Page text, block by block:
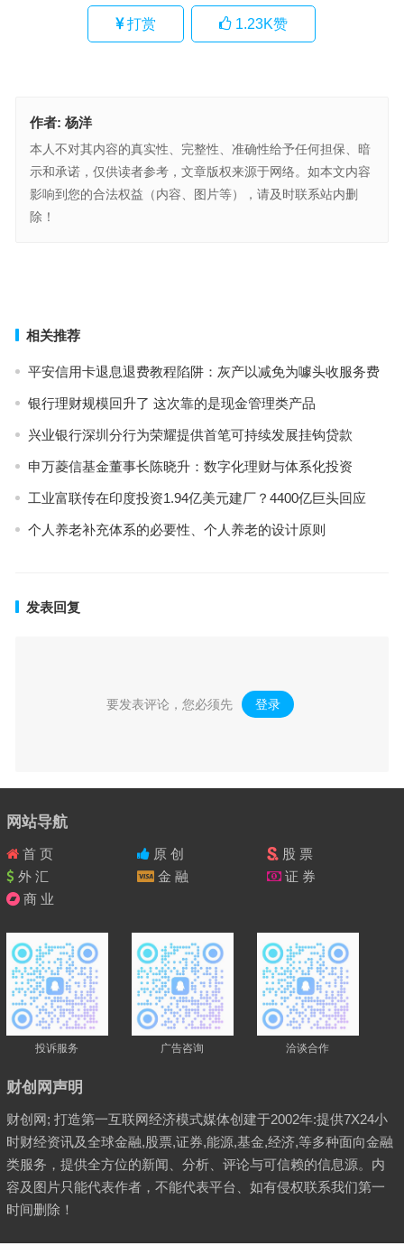
打赏 1.23K赞
作者: 杨洋
本人不对其内容的真实性、完整性、准确性给予任何担保、暗
示和承诺，仅供读者参考，文章版权来源于网络。如本文内容
影响到您的合法权益（内容、图片等），请及时联系站内删
除！
相关推荐
平安信用卡退息退费教程陷阱：灰产以减免为噱头收服务费
银行理财规模回升了 这次靠的是现金管理类产品
兴业银行深圳分行为荣耀提供首笔可持续发展挂钩贷款
申万菱信基金董事长陈晓升：数字化理财与体系化投资
工业富联传在印度投资1.94亿美元建厂？4400亿巨头回应
个人养老补充体系的必要性、个人养老的设计原则
发表回复
要发表评论，您必须先 登录 。
网站导航
首 页 原 创
股 票
外 汇
金 融
证 券
商 业
投诉服务 广告咨询 洽谈合作
财创网声明
财创网; 打造第一互联网经济模式媒体创建于2002年:提供7X24小
时财经资讯及全球金融,股票,证券,能源,基金,经济,等多种面向金融
类服务，提供全方位的新闻、分析、评论与可信赖的信息源。内
容及图片只能代表作者，不能代表平台、如有侵权联系我们第一
时间删除！